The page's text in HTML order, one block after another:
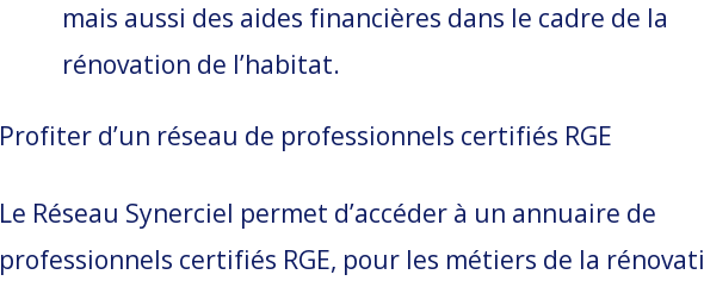
mais aussi des aides financières dans le cadre de la
rénovation de l’habitat.
Profiter d’un réseau de professionnels certifiés RGE
Le Réseau Synerciel permet d’accéder à un annuaire de
professionnels certifiés RGE, pour les métiers de la